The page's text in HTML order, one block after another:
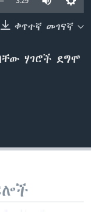
ቀጥተኛ መገናኛ
ሃገሮች ደግሞ